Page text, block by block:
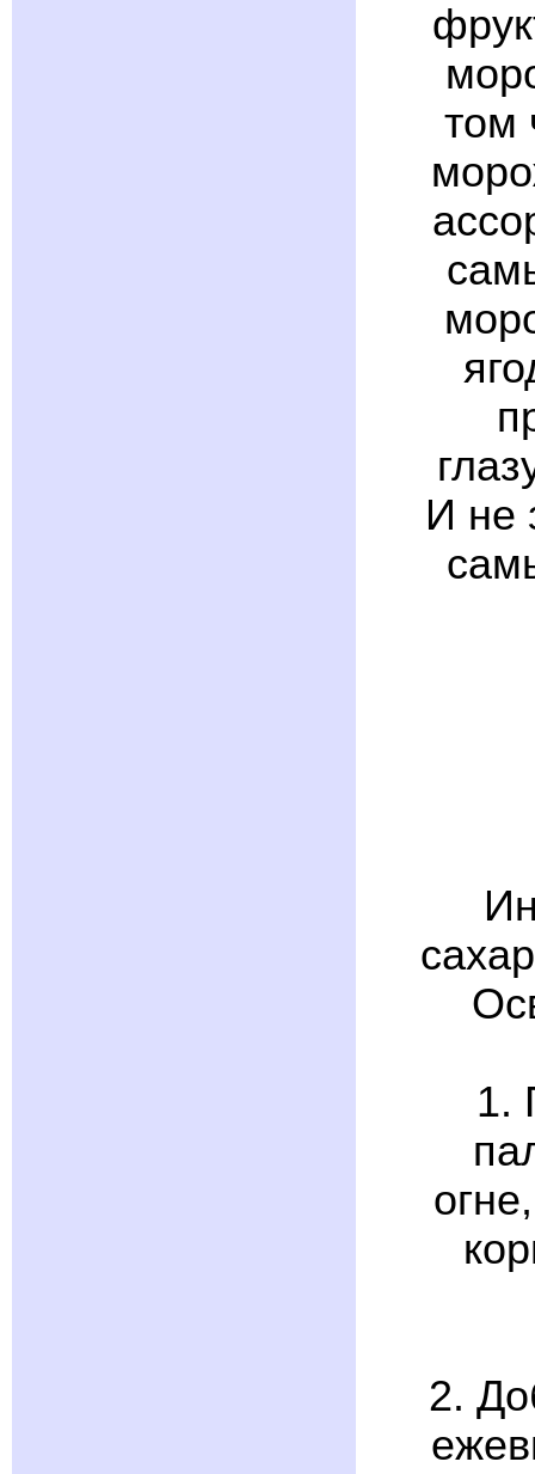
том
И не
1.
2.